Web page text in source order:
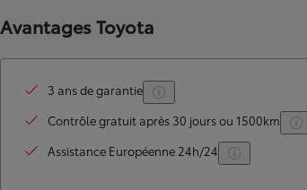
HYBRIDE OU HYBRIDE RECHARGEABLE
Disponible rapidement
Avantages Toyota
3 ans de garantie
Contrôle gratuit après 30 jours ou 1500km
Assistance Européenne 24h/24